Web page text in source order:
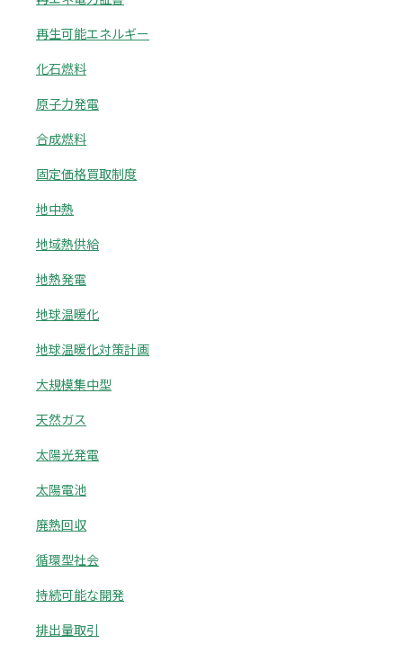
再生可能エネルギー
化石燃料
原子力発電
合成燃料
固定価格買取制度
地中熱
地域熱供給
地熱発電
地球温暖化
地球温暖化対策計画
大規模集中型
天然ガス
太陽光発電
太陽電池
廃熱回収
循環型社会
持続可能な開発
排出量取引